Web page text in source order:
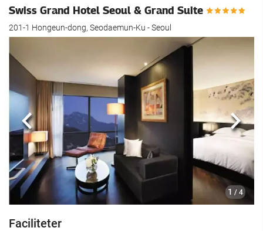
Swiss Grand Hotel Seoul & Grand Suite
201-1 Hongeun-dong, Seodaemun-Ku - Seoul
1 / 4
Föregående
Faciliteter